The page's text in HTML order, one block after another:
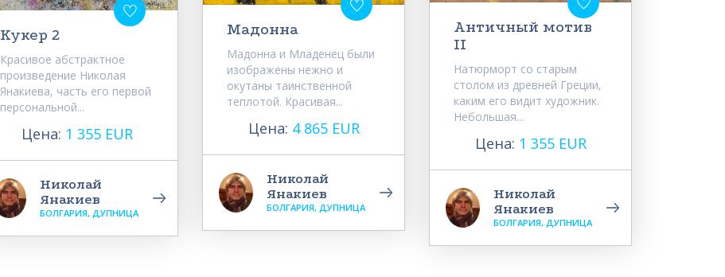
Кукер 2
Красивое абстрактное
произведение Николая
Янакиева, часть его первой
персональной...
Цена: 1 355 EUR
Николай
Янакиев
БОЛГАРИЯ, ДУПНИЦА
Мадонна
Мадонна и Младенец были
изображены нежно и
окутаны таинственной
теплотой. Красивая...
Цена: 4 865 EUR
Николай
Янакиев
БОЛГАРИЯ, ДУПНИЦА
Античный мотив
II
Натюрморт со старым
столом из древней Греции,
каким его видит художник.
Небольшая...
Цена: 1 355 EUR
Николай
Янакиев
БОЛГАРИЯ, ДУПНИЦА